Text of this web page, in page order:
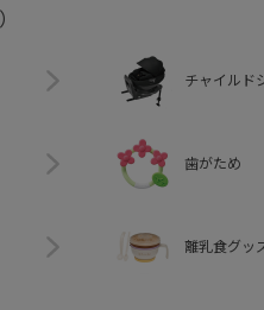
チャイルド
歯がため
離乳食グッ